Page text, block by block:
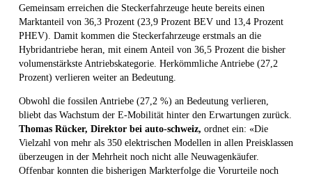
Gemeinsam erreichen die Steckerfahrzeuge heute bereits einen
Marktanteil von 36,3 Prozent (23,9 Prozent BEV und 13,4 Prozent
PHEV). Damit kommen die Steckerfahrzeuge erstmals an die
Hybridantriebe heran, mit einem Anteil von 36,5 Prozent die bisher
volumenstärkste Antriebskategorie. Herkömmliche Antriebe (27,2
Prozent) verlieren weiter an Bedeutung.
Obwohl die fossilen Antriebe (27,2 %) an Bedeutung verlieren,
bliebt das Wachstum der E-Mobilität hinter den Erwartungen zurück.
Thomas Rücker, Direktor bei auto-schweiz, ordnet ein: «Die
Vielzahl von mehr als 350 elektrischen Modellen in allen Preisklassen
überzeugen in der Mehrheit noch nicht alle Neuwagenkäufer.
Offenbar konnten die bisherigen Markterfolge die Vorurteile noch